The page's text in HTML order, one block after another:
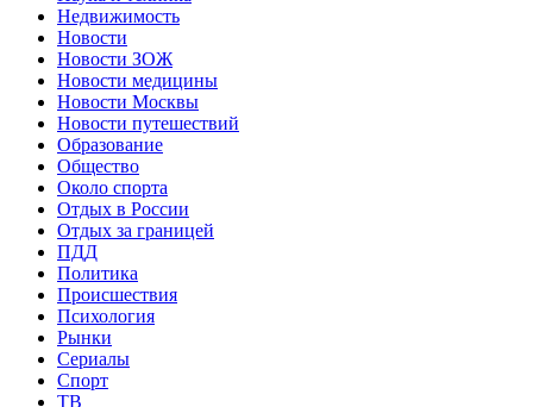
Недвижимость
Новости
Новости ЗОЖ
Новости медицины
Новости Москвы
Новости путешествий
Образование
Общество
Около спорта
Отдых в России
Отдых за границей
ПДД
Политика
Происшествия
Психология
Рынки
Сериалы
Спорт
ТВ